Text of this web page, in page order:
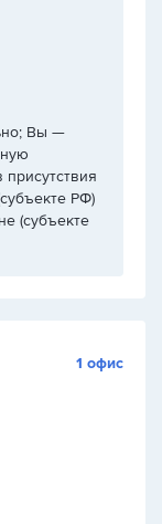
Вы —
РФ)
(субъекте
1 офис